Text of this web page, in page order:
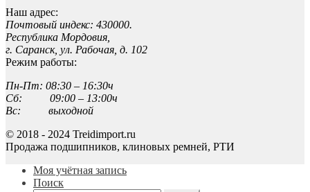
Наш адрес:
Почтовый индекс: 430000.
Республика Мордовия,
г. Саранск, ул. Рабочая, д. 102
Режим работы:
Пн-Пт: 08:30 – 16:30ч
Сб: 09:00 – 13:00ч
Вс: выходной
© 2018 - 2024 Treidimport.ru
Продажа подшипников, клиновых ремней, РТИ
Моя учётная запись
Поиск